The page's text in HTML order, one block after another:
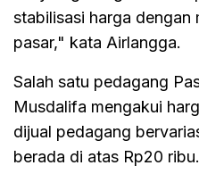
stabilisasi harga dengan
pasar," kata Airlangga.
Salah satu pedagang
Musdalifa mengakui
dijual pedagang
berada di atas Rp20 ribu.